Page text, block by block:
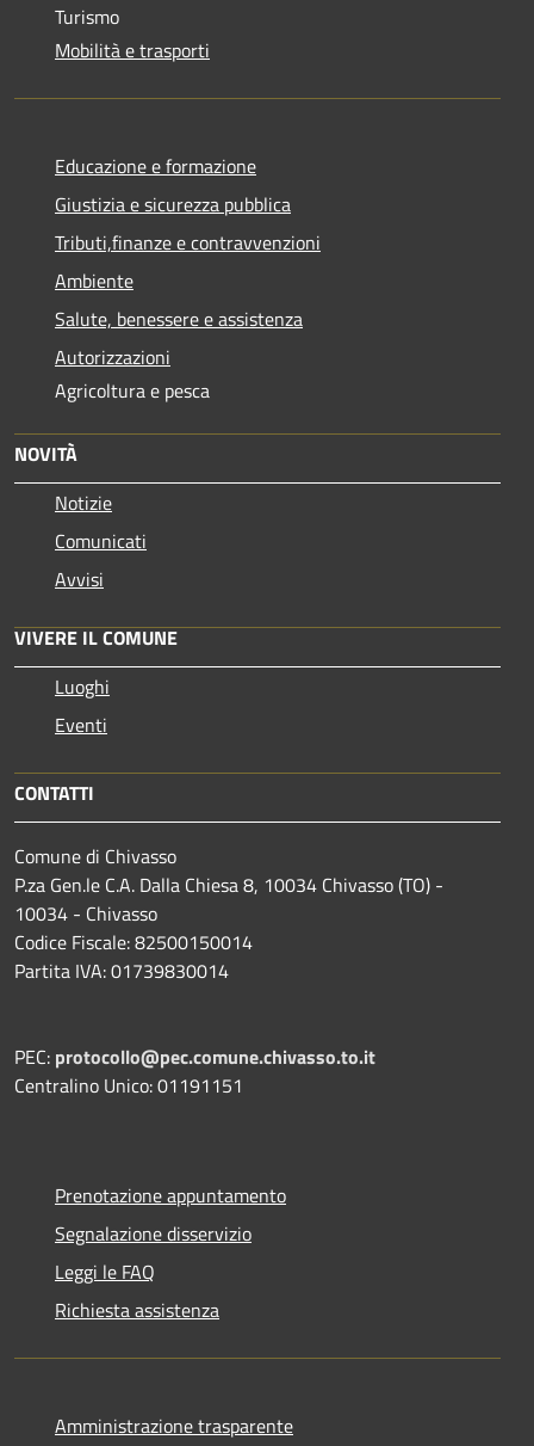
Turismo
Mobilità e trasporti
Educazione e formazione
Giustizia e sicurezza pubblica
Tributi,finanze e contravvenzioni
Ambiente
Salute, benessere e assistenza
Autorizzazioni
Agricoltura e pesca
NOVITÀ
Notizie
Comunicati
Avvisi
VIVERE IL COMUNE
Luoghi
Eventi
CONTATTI
Comune di Chivasso
P.za Gen.le C.A. Dalla Chiesa 8, 10034 Chivasso (TO) -
10034 - Chivasso
Codice Fiscale: 82500150014
Partita IVA: 01739830014
PEC: protocollo@pec.comune.chivasso.to.it
Centralino Unico: 01191151
Prenotazione appuntamento
Segnalazione disservizio
Leggi le FAQ
Richiesta assistenza
Amministrazione trasparente